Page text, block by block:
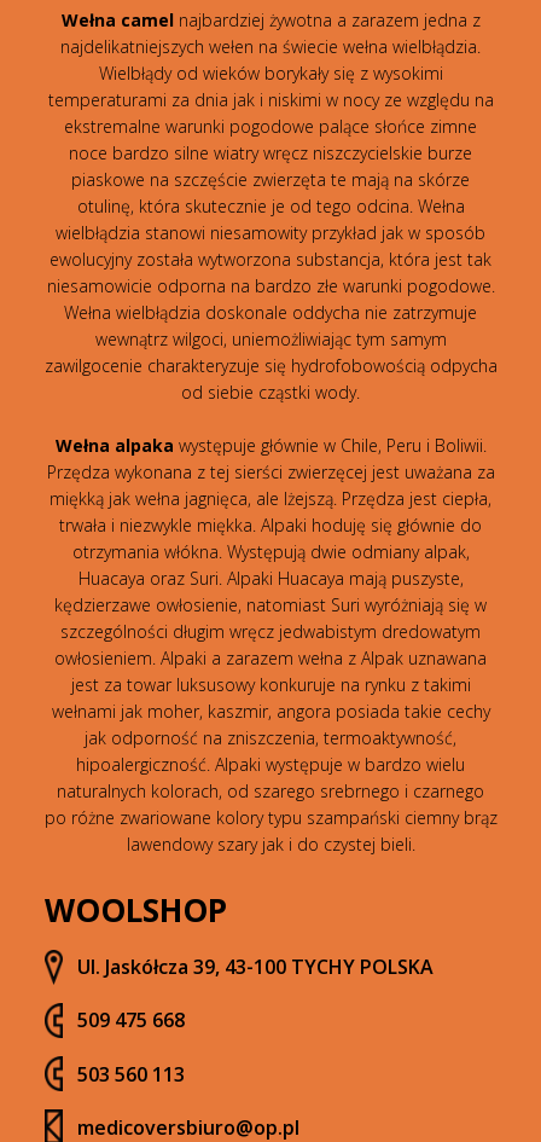
Wełna camelnajbardziej żywotna a zarazem jedna z
najdelikatniejszych wełen na świecie wełna wielbłądzia.
Wielbłądy od wieków borykały się z wysokimi
temperaturami za dnia jak i niskimi w nocy ze względu na
ekstremalne warunki pogodowe palące słońce zimne
noce bardzo silne wiatry wręcz niszczycielskie burze
piaskowe na szczęście zwierzęta te mają na skórze
otulinę, która skutecznie je od tego odcina. Wełna
wielbłądzia stanowi niesamowity przykład jak w sposób
ewolucyjny została wytworzona substancja, która jest tak
niesamowicie odporna na bardzo złe warunki pogodowe.
Wełna wielbłądzia doskonale oddycha nie zatrzymuje
wewnątrz wilgoci, uniemożliwiając tym samym
zawilgocenie charakteryzuje się hydrofobowością odpycha
od siebie cząstki wody.
Wełna alpaka występuje głównie w Chile, Peru i Boliwii.
Przędza wykonana z tej sierści zwierzęcej jest uważana za
miękką jak wełna jagnięca, ale lżejszą. Przędza jest ciepła,
trwała i niezwykle miękka. Alpaki hoduję się głównie do
otrzymania włókna. Występują dwie odmiany alpak,
Huacaya oraz Suri. Alpaki Huacaya mają puszyste,
kędzierzawe owłosienie, natomiast Suri wyróżniają się w
szczególności długim wręcz jedwabistym dredowatym
owłosieniem. Alpaki a zarazem wełna z Alpak uznawana
jest za towar luksusowy konkuruje na rynku z takimi
wełnami jak moher, kaszmir, angora posiada takie cechy
jak odporność na zniszczenia, termoaktywność,
hipoalergiczność. Alpaki występuje w bardzo wielu
naturalnych kolorach, od szarego srebrnego i czarnego
po różne zwariowane kolory typu szampański ciemny brąz
lawendowy szary jak i do czystej bieli.
WOOLSHOP
Ul. Jaskółcza 39, 43-100 TYCHY POLSKA
509 475 668
503 560 113
medicoversbiuro@op.pl